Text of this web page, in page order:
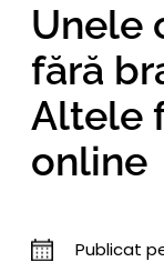
Unele
fără
Altele
online
Publicat